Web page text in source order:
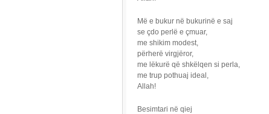
Më e bukur në bukurinë e saj
se çdo perlë e çmuar,
me shikim modest,
përherë virgjëror,
me lëkurë që shkëlqen si perla,
me trup pothuaj ideal,
Allah!
Besimtari në qiej